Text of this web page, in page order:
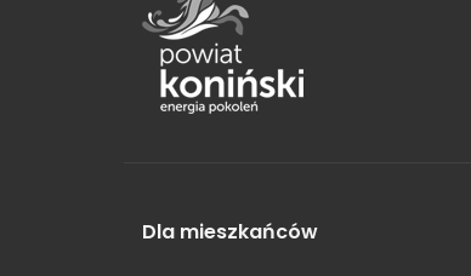
Dla mieszkańców